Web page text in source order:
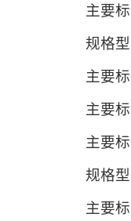
主要
规格
主要
主要
主要
规格
主要